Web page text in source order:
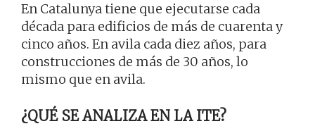
En Catalunya tiene que ejecutarse cada
década para edificios de más de cuarenta y
cinco años. En avila cada diez años, para
construcciones de más de 30 años, lo
mismo que en avila.
¿QUÉ SE ANALIZA EN LA ITE?